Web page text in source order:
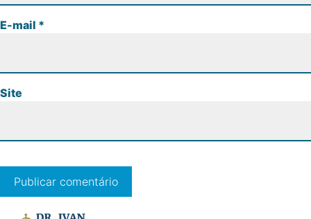
E-mail *
Site